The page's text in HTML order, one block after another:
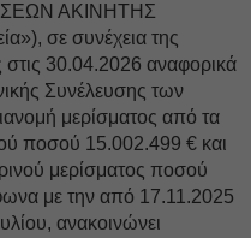
ΑΚΙΝΗΤΗΣ
σε συνέχεια της
30.04.2026 αναφορικά
Συνέλευσης των
μερίσματος από τα
ποσού 15.002.499 € και
μερίσματος ποσού
με την από 17.11.2025
ανακοινώνει